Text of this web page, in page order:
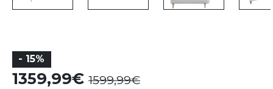
- 15%
1359,99 1599,99